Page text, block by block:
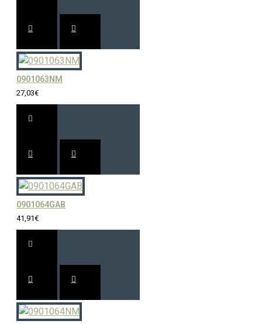
0901063NM
27,03€
0901064GAB
41,91€